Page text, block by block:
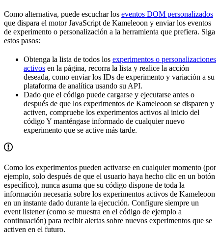
Como alternativa, puede escuchar los eventos DOM personalizados
que dispara el motor JavaScript de Kameleoon y enviar los eventos
de experimento o personalización a la herramienta que prefiera. Siga
estos pasos:
Obtenga la lista de todos los experimentos o personalizaciones
activos en la página, recorra la lista y realice la acción
deseada, como enviar los IDs de experimento y variación a su
plataforma de analítica usando su API.
Dado que el código puede cargarse y ejecutarse antes o
después de que los experimentos de Kameleoon se disparen y
activen, compruebe los experimentos activos al inicio del
código Y manténgase informado de cualquier nuevo
experimento que se active más tarde.
Como los experimentos pueden activarse en cualquier momento (por
ejemplo, solo después de que el usuario haya hecho clic en un botón
específico), nunca asuma que su código dispone de toda la
información necesaria sobre los experimentos activos de Kameleoon
en un instante dado durante la ejecución. Configure siempre un
event listener (como se muestra en el código de ejemplo a
continuación) para recibir alertas sobre nuevos experimentos que se
activen en el futuro.